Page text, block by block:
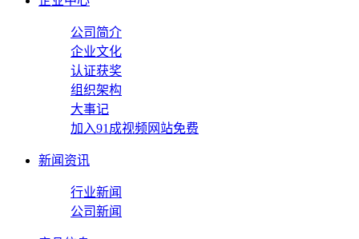
公司简介
企业文化
认证获奖
组织架构
大事记
加入91成视频网站免费
新闻资讯
行业新闻
公司新闻